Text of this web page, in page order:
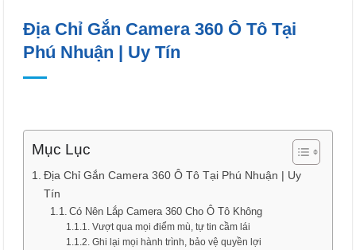
Địa Chỉ Gắn Camera 360 Ô Tô Tại
Phú Nhuận | Uy Tín
Mục Lục
Địa Chỉ Gắn Camera 360 Ô Tô Tại Phú Nhuận | Uy
Tín
Có Nên Lắp Camera 360 Cho Ô Tô Không
Vượt qua mọi điểm mù, tự tin cầm lái
Ghi lại mọi hành trình, bảo vệ quyền lợi